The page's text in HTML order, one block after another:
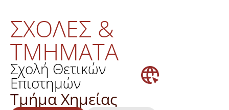
ΣΧΟΛΕΣ &
ΤΜΗΜΑΤΑ
Σχολή Θετικών
Επιστημών
Τμήμα Χημείας